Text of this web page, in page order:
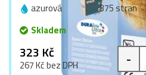
azurová 375 stran
Skladem
323 Kč
267 Kč bez DPH -